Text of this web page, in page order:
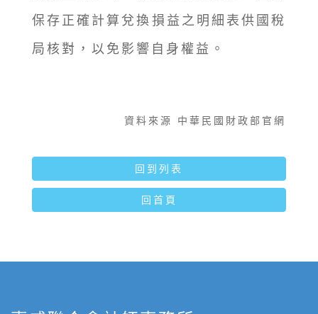
保存正確計算兌換損益之明細表供國稅
局核對，以免影響自身權益。
資料來源 中華民國財政部官網
回到列表
回首頁